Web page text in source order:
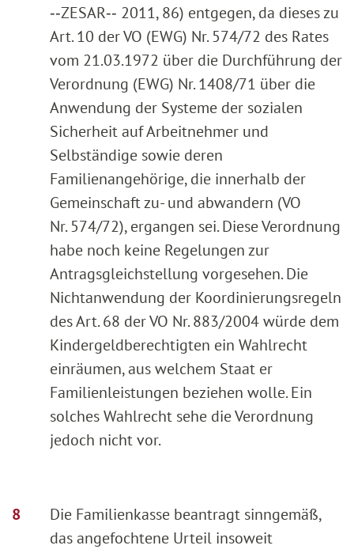
‑‑ZESAR‑‑ 2011, 86) entgegen, da dieses zu
Art. 10 der VO (EWG) Nr. 574/72 des Rates
vom 21.03.1972 über die Durchführung der
Verordnung (EWG) Nr. 1408/71 über die
Anwendung der Systeme der sozialen
Sicherheit auf Arbeitnehmer und
Selbständige sowie deren
Familienangehörige, die innerhalb der
Gemeinschaft zu- und abwandern (VO
Nr. 574/72), ergangen sei. Diese Verordnung
habe noch keine Regelungen zur
Antragsgleichstellung vorgesehen. Die
Nichtanwendung der Koordinierungsregeln
des Art. 68 der VO Nr. 883/2004 würde dem
Kindergeldberechtigten ein Wahlrecht
einräumen, aus welchem Staat er
Familienleistungen beziehen wolle. Ein
solches Wahlrecht sehe die Verordnung
jedoch nicht vor.
Die Familienkasse beantragt sinngemäß,
das angefochtene Urteil insoweit